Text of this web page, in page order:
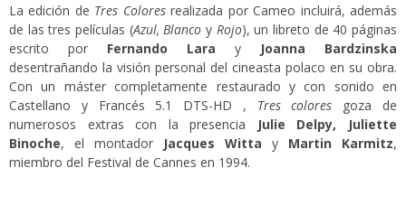
La edición de Tres Coloresrealizada por Cameo incluirá, además
de las tres películas (Azul, Blanco y Rojo), un libreto de 40 páginas
escrito por Fernando Lara y
Joanna Bardzinska
desentrañando la visión personal del cineasta polaco en su obra.
Con un máster completamente restaurado y con sonido en
Castellano y Francés 5.1 DTS-HD , Tres colores goza de
numerosos extras con la presencia
Julie Delpy, Juliette
Binoche, el montador Jacques Witta y Martin Karmitz,
miembro del Festival de Cannes en 1994.